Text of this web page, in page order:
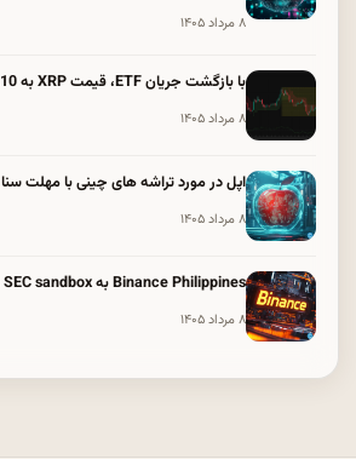
۸ مرداد ۱۴۰۵
با بازگشت جریان ETF، قیمت XRP به 1.10 دلار افزایش می یابد
۸ مرداد ۱۴۰۵
اپل در مورد تراشه های چینی با مهلت سنا 21 آگوست مواجه است
۸ مرداد ۱۴۰۵
Binance Philippines به SEC sandbox بازگشت
۸ مرداد ۱۴۰۵